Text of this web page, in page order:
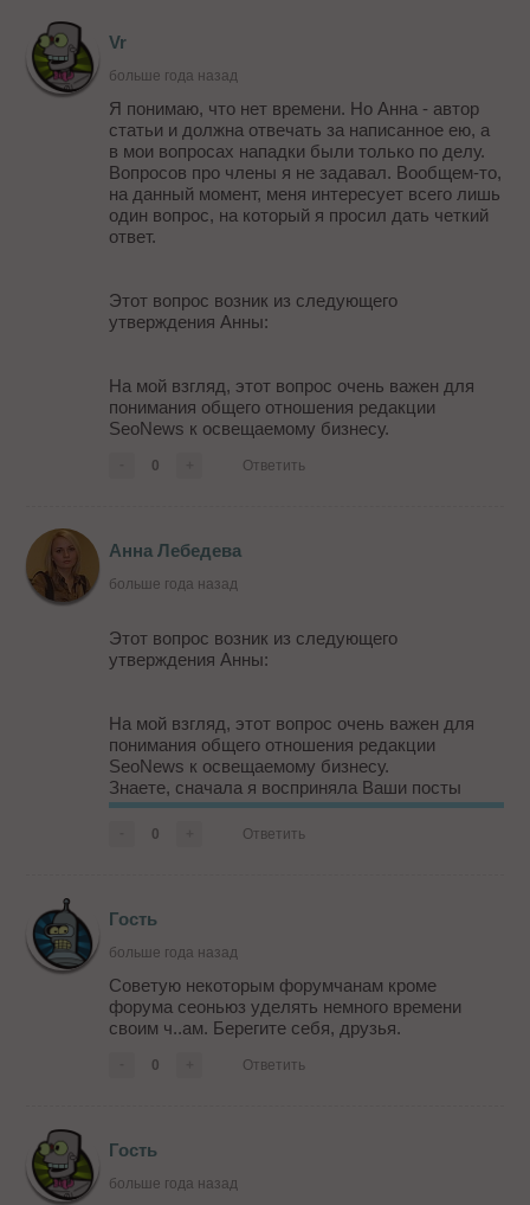
Vr
больше года назад
Я понимаю, что нет времени. Но Анна - автор
статьи и должна отвечать за написанное ею, а
в мои вопросах нападки были только по делу.
Вопросов про члены я не задавал. Вообщем-то,
на данный момент, меня интересует всего лишь
один вопрос, на который я просил дать четкий
ответ.
Этот вопрос возник из следующего
утверждения Анны:
На мой взгляд, этот вопрос очень важен для
понимания общего отношения редакции
SeoNews к освещаемому бизнесу.
0 Ответить
Анна Лебедева
больше года назад
Этот вопрос возник из следующего
утверждения Анны:
На мой взгляд, этот вопрос очень важен для
понимания общего отношения редакции
SeoNews к освещаемому бизнесу.
Знаете, сначала я восприняла Ваши посты
действительно как конструктивную критику. Но
потом, в ходе ваших ни к чему не относящихся
слишком много .... хм, негатива. Поэтому да, ...
0 Ответить
Гость
больше года назад
Советую некоторым форумчанам кроме
форума сеоньюз уделять немного времени
своим ч..ам. Берегите себя, друзья.
0 Ответить
Гость
больше года назад